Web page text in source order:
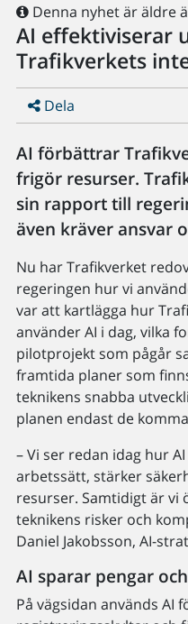
Denna nyhet är äldre
AI effektiviserar
Trafikverkets
Dela
AI förbättrar
frigör resurser.
sin rapport till
även kräver ansvar
Nu har Trafikverket
regeringen hur vi
var att kartlägga hur
använder AI i dag, vilka
pilotprojekt som pågår
framtida planer som
teknikens snabba
planen endast de
– Vi ser redan idag hur
arbetssätt, stärker
resurser. Samtidigt är vi
teknikens risker och
Daniel Jakobsson, AI-
AI sparar pengar
På vägsidan används AI